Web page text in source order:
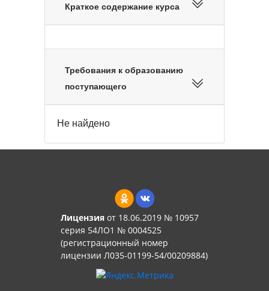
Краткое содержание курса
Требования к образованию
поступающего
Не найдено
Лицензияот 18.06.2019 № 10957
серия 54ЛО1 № 0004525
(регистрационный номер
лицензии Л035-01199-54/00209884)